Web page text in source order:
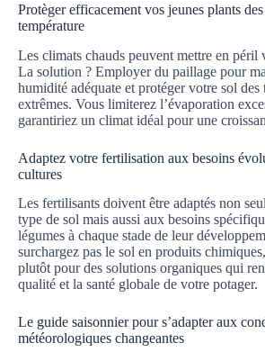
Protèger efficacement vos jeunes plants
température
Les climats chauds peuvent mettre en péril
La solution ? Employer du paillage pour
humidité adéquate et protéger votre sol des
extrêmes. Vous limiterez l’évaporation
garantiriez un climat idéal pour une
Adaptez votre fertilisation aux besoins
cultures
Les fertilisants doivent être adaptés non
type de sol mais aussi aux besoins
légumes à chaque stade de leur
surchargez pas le sol en produits
plutôt pour des solutions organiques qui
qualité et la santé globale de votre potager.
Le guide saisonnier pour s’adapter aux
météorologiques changeantes